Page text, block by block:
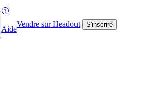
Aide
Vendre sur Headout S'inscrire